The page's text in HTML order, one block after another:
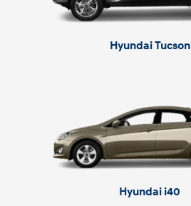
Hyundai Tucson
Hyundai i40